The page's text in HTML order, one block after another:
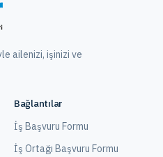
ailenizi, işinizi ve
Bağlantılar
İş Başvuru Formu
İş Ortağı Başvuru Formu